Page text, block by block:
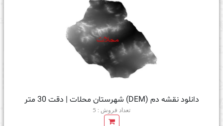
دانلود نقشه دم (DEM) شهرستان محلات | دقت 30 متر
تعداد فروش : 5